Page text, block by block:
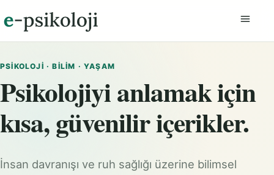
PSIKOLOJI · BILIM · YAŞAM
Psikolojiyi anlamak için
kısa, güvenilir içerikler.
İnsan davranışı ve ruh sağlığı üzerine bilimsel